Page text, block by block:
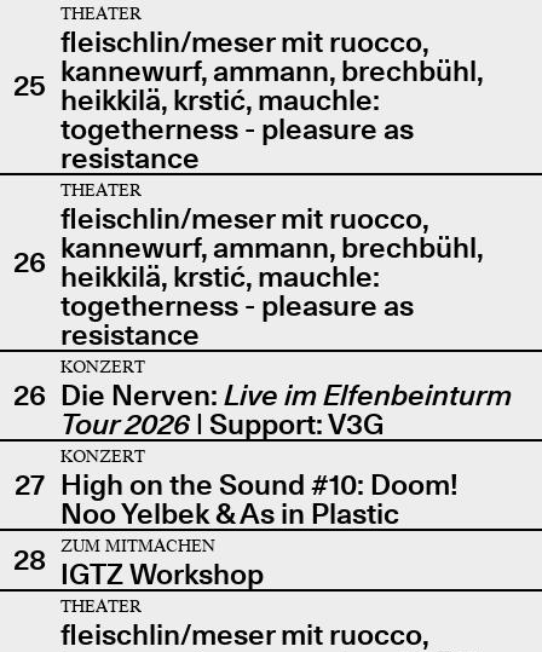
25
THEATER
fleischlin/meser mit ruocco,
kannewurf, ammann, brechbühl,
heikkilä, krstić, mauchle:
togetherness - pleasure as
resistance
26
THEATER
fleischlin/meser mit ruocco,
kannewurf, ammann, brechbühl,
heikkilä, krstić, mauchle:
togetherness - pleasure as
resistance
26
KONZERT
Die Nerven: Live im Elfenbeinturm
Tour 2026| Support: V3G
27
KONZERT
High on the Sound #10: Doom!
Noo Yelbek & As in Plastic
28
ZUM MITMACHEN
IGTZ Workshop
THEATER
fleischlin/meser mit ruocco,